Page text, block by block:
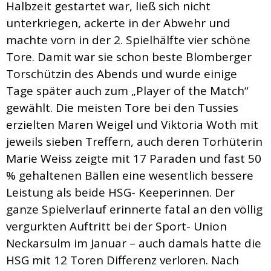
Halbzeit gestartet war, ließ sich nicht
unterkriegen, ackerte in der Abwehr und
machte vorn in der 2. Spielhälfte vier schöne
Tore. Damit war sie schon beste Blomberger
Torschützin des Abends und wurde einige
Tage später auch zum „Player of the Match“
gewählt. Die meisten Tore bei den Tussies
erzielten Maren Weigel und Viktoria Woth mit
jeweils sieben Treffern, auch deren Torhüterin
Marie Weiss zeigte mit 17 Paraden und fast 50
% gehaltenen Bällen eine wesentlich bessere
Leistung als beide HSG- Keeperinnen. Der
ganze Spielverlauf erinnerte fatal an den völlig
vergurkten Auftritt bei der Sport- Union
Neckarsulm im Januar – auch damals hatte die
HSG mit 12 Toren Differenz verloren. Nach